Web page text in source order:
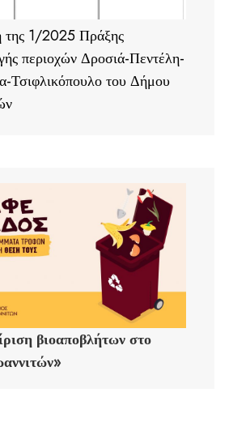
1/2025 Πράξης
περιοχών Δροσιά-Πεντέλη-
Τσιφλικόπουλο του Δήμου
βιοαποβλήτων στο